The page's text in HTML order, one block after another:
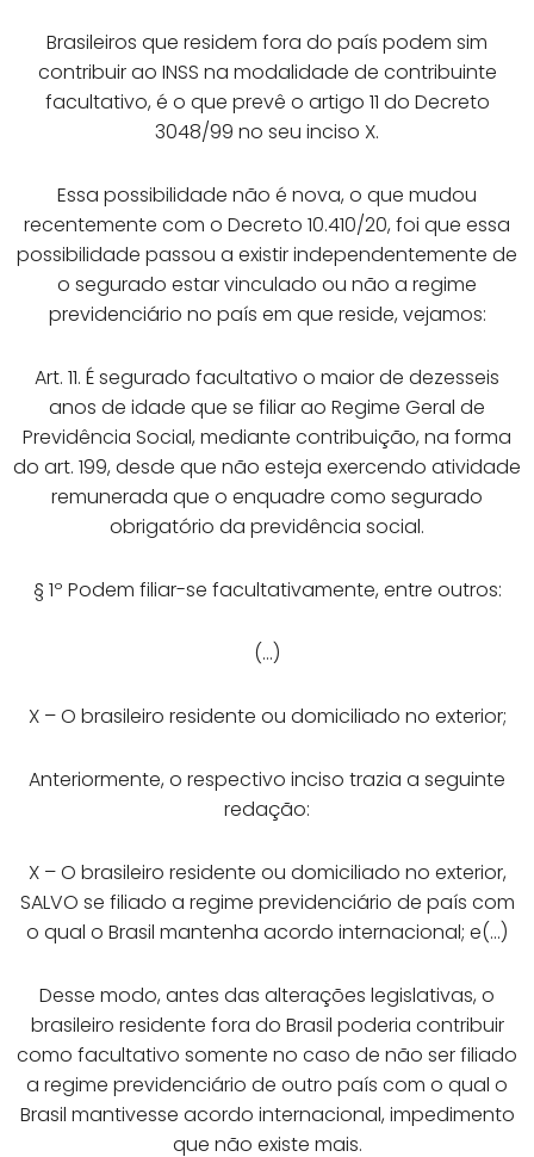
Brasileiros que residem fora do país podem sim
contribuir ao INSS na modalidade de contribuinte
facultativo, é o que prevê o artigo 11 do Decreto
3048/99 no seu inciso X.
Essa possibilidade não é nova, o que mudou
recentemente com o Decreto 10.410/20, foi que essa
possibilidade passou a existir independentemente de
o segurado estar vinculado ou não a regime
previdenciário no país em que reside, vejamos:
Art. 11. É segurado facultativo o maior de dezesseis
anos de idade que se filiar ao Regime Geral de
Previdência Social, mediante contribuição, na forma
do art. 199, desde que não esteja exercendo atividade
remunerada que o enquadre como segurado
obrigatório da previdência social.
§ 1º Podem filiar-se facultativamente, entre outros:
(…)
X – O brasileiro residente ou domiciliado no exterior;
Anteriormente, o respectivo inciso trazia a seguinte
redação:
X – O brasileiro residente ou domiciliado no exterior,
SALVO se filiado a regime previdenciário de país com
o qual o Brasil mantenha acordo internacional; e(…)
Desse modo, antes das alterações legislativas, o
brasileiro residente fora do Brasil poderia contribuir
como facultativo somente no caso de não ser filiado
a regime previdenciário de outro país com o qual o
Brasil mantivesse acordo internacional, impedimento
que não existe mais.